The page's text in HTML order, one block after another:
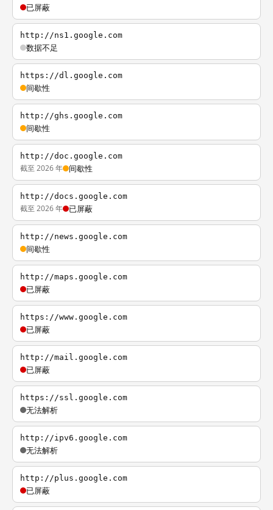
已屏蔽
http://ns1.google.com
数据不足
https://dl.google.com
间歇性
http://ghs.google.com
间歇性
http://doc.google.com
截至 2026 年 间歇性
http://docs.google.com
截至 2026 年 已屏蔽
http://news.google.com
间歇性
http://maps.google.com
已屏蔽
https://www.google.com
已屏蔽
http://mail.google.com
已屏蔽
https://ssl.google.com
无法解析
http://ipv6.google.com
无法解析
http://plus.google.com
已屏蔽